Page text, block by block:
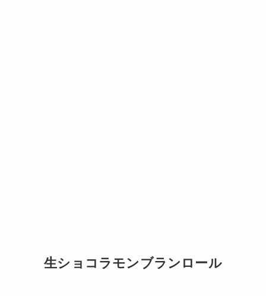
生ショコラモンブランロール